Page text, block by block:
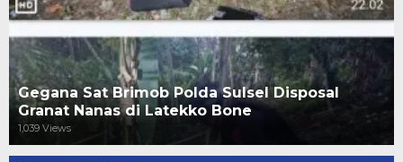
Gegana Sat Brimob Polda Sulsel Disposal
Granat Nanas di Latekko Bone
1,039 Views